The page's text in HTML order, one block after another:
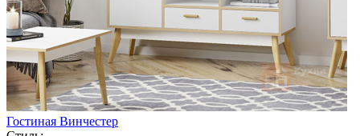
Гостиная Винчестер